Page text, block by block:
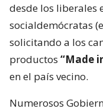
desde los liberales
socialdemócratas
solicitando a los
productos “Made
en el país vecino.
Numerosos